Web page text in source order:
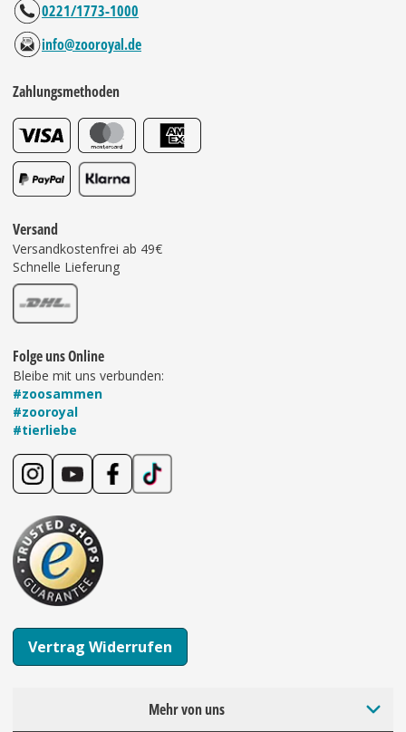
0221/1773-1000
info@zooroyal.de
Zahlungsmethoden
Versand
Versandkostenfrei ab 49€
Schnelle Lieferung
Folge uns Online
Bleibe mit uns verbunden:
#zoosammen
#zooroyal
#tierliebe
Vertrag Widerrufen
Mehr von uns